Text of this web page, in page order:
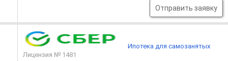
Отправить заявку
Лицензия № 1481
Ипотека для самозанятых